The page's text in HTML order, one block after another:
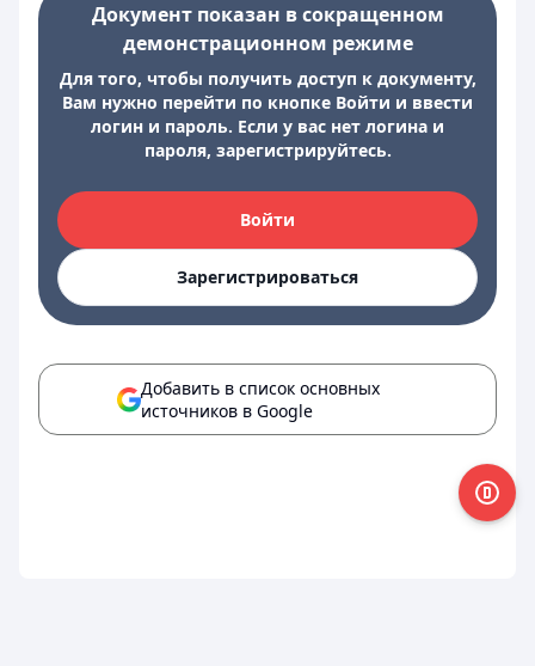
Документ показан в сокращенном
демонстрационном режиме
Для того, чтобы получить доступ к документу,
Вам нужно перейти по кнопке Войти и ввести
логин и пароль. Если у вас нет логина и
пароля, зарегистрируйтесь.
Войти
Зарегистрироваться
Добавить в список основных
источников в Google